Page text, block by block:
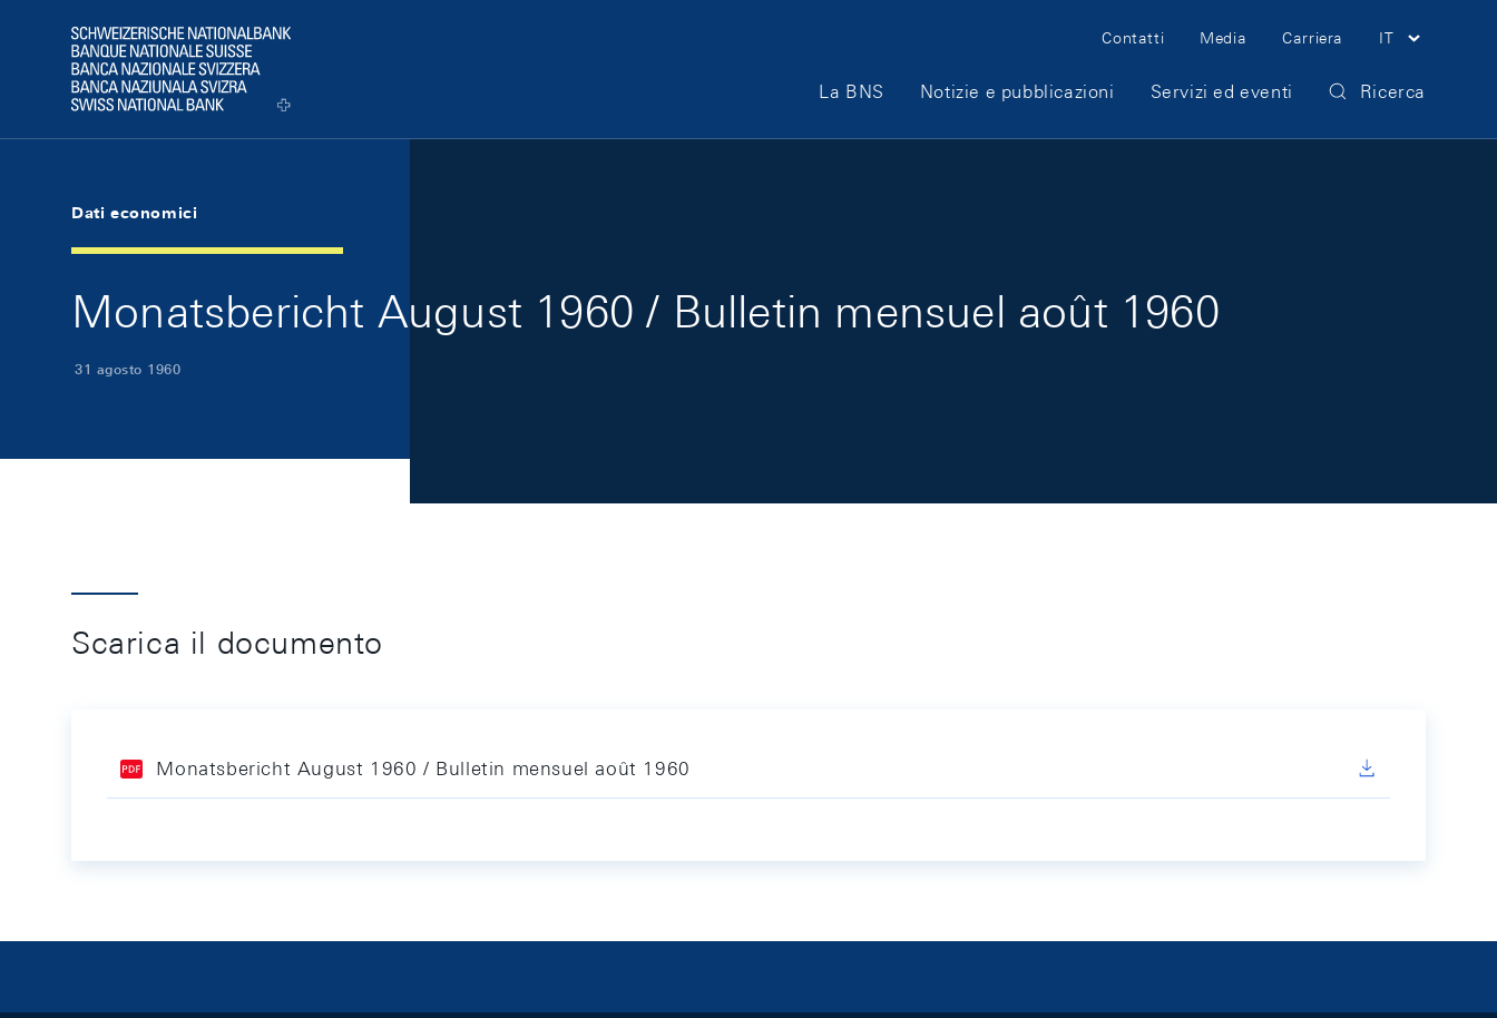
Logo
Meta Navigation
Contatti Media Carriera IT
Main Navigation
La BNS Notizie e pubblicazioni Servizi ed eventi Ricerca
Dati economici
Monatsbericht August 1960 / Bulletin mensuel août 1960
31 agosto 1960
Scarica il documento
Monatsbericht August 1960 / Bulletin mensuel août 1960